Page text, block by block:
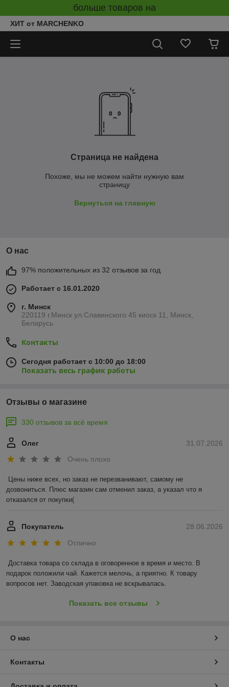
больше товаров на
ХИТ от MARCHENKO
Страница не найдена
Похоже, мы не можем найти нужную вам
страницу
Вернуться на главную
О нас
97% положительных из 32 отзывов за год
Работает с 16.01.2020
г. Минск
220119 г.Минск ул.Славинского 45 киоск 11, Минск,
Беларусь
Контакты
Сегодня работает с 10:00 до 18:00
Показать весь график работы
Отзывы о магазине
330 отзывов за всё время
31.07.2026
Олег
Очень плохо
Цены ниже всех, но заказ не перезванивают, самому не
дозвониться. Плюс магазин сам отменил заказ, а указал что я
отказался от покупки(
28.06.2026
Покупатель
Отлично
Доставка товара со склада в оговоренное в время и место. В
подарок положили чай. Кажется мелочь, а приятно. К товару
вопросов нет. Заводская упаковка не вскрывалась.
Показать все отзывы
О нас
Контакты